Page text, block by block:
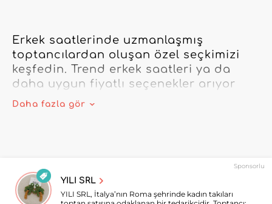
Erkek saatlerinde uzmanlaşmış
toptancılardan oluşan özel seçkimizi
keşfedin. Trend erkek saatleri ya da
daha uygun fiyatlı seçenekler arıyor
olun, platformumuz tüm ihtiyaçlarınıza
cevap verir. Erkek saat
otomatik saatlerine kadar uzanan geniş
bir yelpazeye erişirsiniz.
Daha fazla gör
Sponsorlu
YILI SRL
YILI SRL, İtalya’nın Roma şehrinde kadın takıları